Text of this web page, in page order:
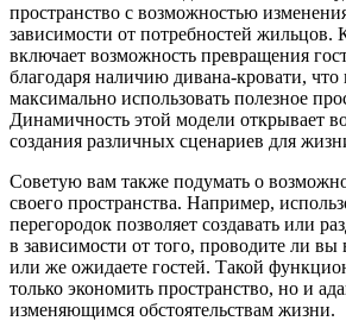
пространство с возможностью
зависимости от потребностей жильцов.
включает возможность превращения
благодаря наличию дивана-кровати, что
максимально использовать полезное
Динамичность этой модели открывает
создания различных сценариев для
Советую вам также подумать о
своего пространства. Например,
перегородок позволяет создавать или
в зависимости от того, проводите ли
или же ожидаете гостей. Такой
только экономить пространство, но и
изменяющимся обстоятельствам жизни.